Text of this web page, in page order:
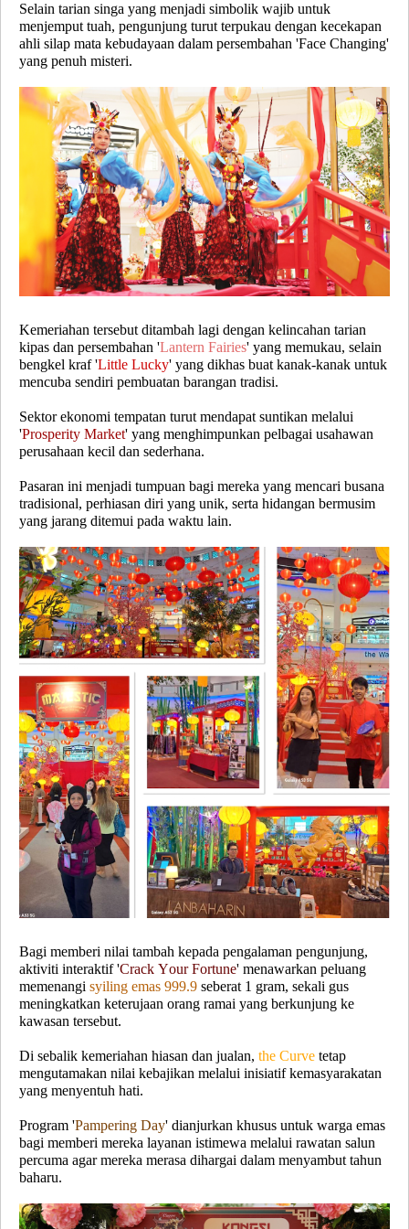
Selain tarian singa yang menjadi simbolik wajib untuk
menjemput tuah, pengunjung turut terpukau dengan kecekapan
ahli silap mata kebudayaan dalam persembahan 'Face Changing'
yang penuh misteri.
Kemeriahan tersebut ditambah lagi dengan kelincahan tarian
kipas dan persembahan 'Lantern Fairies' yang memukau, selain
bengkel kraf 'Little Lucky' yang dikhas buat kanak-kanak untuk
mencuba sendiri pembuatan barangan tradisi.
Sektor ekonomi tempatan turut mendapat suntikan melalui
'Prosperity Market' yang menghimpunkan pelbagai usahawan
perusahaan kecil dan sederhana.
Pasaran ini menjadi tumpuan bagi mereka yang mencari busana
tradisional, perhiasan diri yang unik, serta hidangan bermusim
yang jarang ditemui pada waktu lain.
Bagi memberi nilai tambah kepada pengalaman pengunjung,
aktiviti interaktif 'Crack Your Fortune' menawarkan peluang
memenangi syiling emas 999.9 seberat 1 gram, sekali gus
meningkatkan keterujaan orang ramai yang berkunjung ke
kawasan tersebut.
Di sebalik kemeriahan hiasan dan jualan, the Curve tetap
mengutamakan nilai kebajikan melalui inisiatif kemasyarakatan
yang menyentuh hati.
Program 'Pampering Day' dianjurkan khusus untuk warga emas
bagi memberi mereka layanan istimewa melalui rawatan salun
percuma agar mereka merasa dihargai dalam menyambut tahun
baharu.